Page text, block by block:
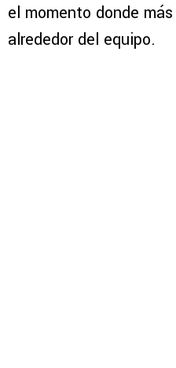
el momento donde
alrededor del equipo.